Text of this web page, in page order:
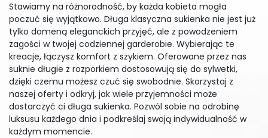
Stawiamy na różnorodność, by każda kobieta mogła
poczuć się wyjątkowo. Długa klasyczna sukienka nie jest już
tylko domeną eleganckich przyjęć, ale z powodzeniem
zagości w twojej codziennej garderobie. Wybierając te
kreacje, łączysz komfort z szykiem. Oferowane przez nas
suknie długie z rozporkiem dostosowują się do sylwetki,
dzięki czemu możesz czuć się swobodnie. Skorzystaj z
naszej oferty i odkryj, jak wiele przyjemności może
dostarczyć ci długa sukienka. Pozwól sobie na odrobinę
luksusu każdego dnia i podkreślaj swoją indywidualność w
każdym momencie.